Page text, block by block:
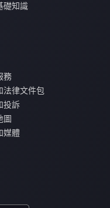
礎知識
務
法律文件包
投訴
圖
媒體